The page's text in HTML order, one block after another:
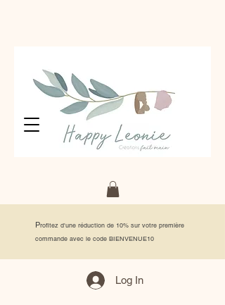
Profitez d'une réduction de 10% sur votre première
commande avec le code BIENVENUE10
Log In